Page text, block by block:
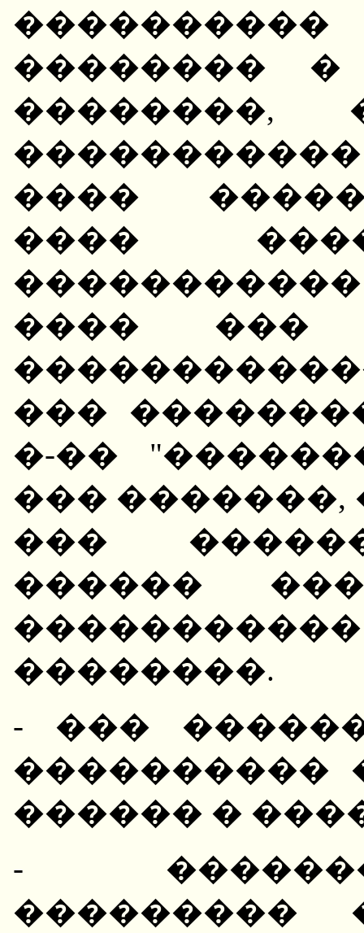
����������
�������� �
����
����
���� ���
���
�-��
��� �������,
���
������
��������.
- ���
����������
������ �
-
���������